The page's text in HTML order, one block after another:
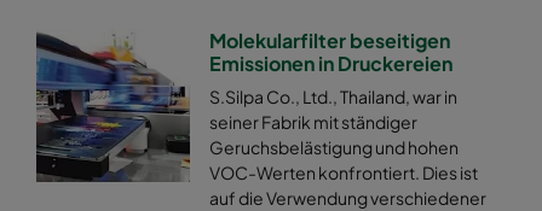
Molekularfilter beseitigen
Emissionen in Druckereien
S.Silpa Co., Ltd., Thailand, war in
seiner Fabrik mit ständiger
Geruchsbelästigung und hohen
VOC-Werten konfrontiert. Dies ist
auf die Verwendung verschiedener